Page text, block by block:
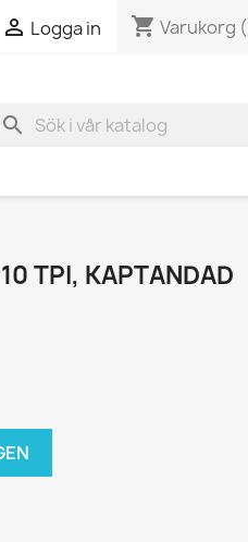
 Logga in shopping_cart Varukorg
search
TPI, KAPTANDAD